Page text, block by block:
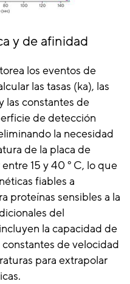
y de afinidad
los eventos de
las tasas (ka), las
las constantes de
de detección
la necesidad
de la placa de
15 y 40 ° C, lo que
fiables a
proteínas sensibles a la
del
la capacidad de
de velocidad
para extrapolar